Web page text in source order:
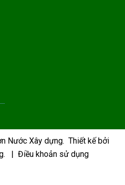
Nước Xây dựng. Thiết kế bởi
| Điều khoản sử dụng